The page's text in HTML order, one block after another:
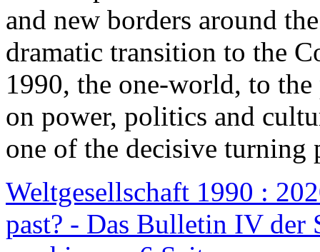
and new borders around
dramatic transition to the
1990, the one-world, to the
on power, politics and
one of the decisive turning
Weltgesellschaft 1990 :
past? - Das Bulletin IV der